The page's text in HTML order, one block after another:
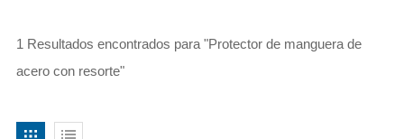
1 Resultados encontrados para "Protector de manguera de
acero con resorte"